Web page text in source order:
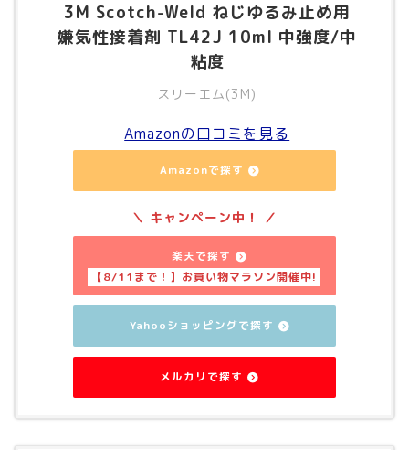
3M Scotch-Weld ねじゆるみ止め用
嫌気性接着剤 TL42J 10ml 中強度/中
粘度
スリーエム(3M)
Amazonの口コミを見る
Amazonで探す
楽天で探す
Yahooショッピングで探す
メルカリで探す